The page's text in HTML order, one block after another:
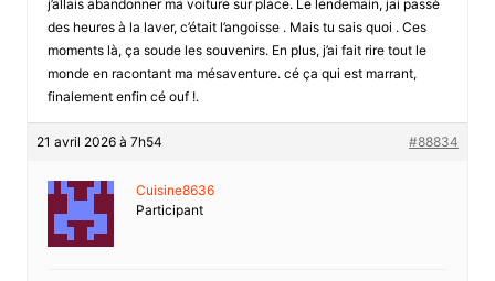
j’allais abandonner ma voiture sur place. Le lendemain, jai passé
des heures à la laver, c’était l’angoisse . Mais tu sais quoi . Ces
moments là, ça soude les souvenirs. En plus, j’ai fait rire tout le
monde en racontant ma mésaventure. cé ça qui est marrant,
finalement enfin cé ouf !.
21 avril 2026 à 7h54 #88834
Cuisine8636
Participant